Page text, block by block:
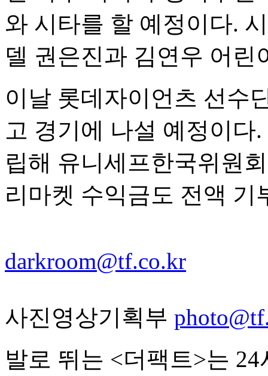
와 시타를 할 예정이다.
델 권은진과 김연우 어린
이날 롯데자이언츠 선수
고 경기에 나설 예정이다
립해 유니세프한국위원
리마켓 수익금도 전액 기
darkroom@tf.co.kr
사진영상기획부
발로 뛰는 <더팩트>는